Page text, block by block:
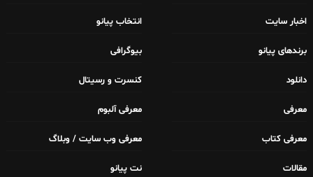
اخبار سایت انتخاب پیانو
برندهای پیانو بیوگرافی
دانلود کنسرت و رسیتال
معرفی معرفی آلبوم
معرفی کتاب معرفی وب سایت / وبلاگ
مقالات نت پیانو